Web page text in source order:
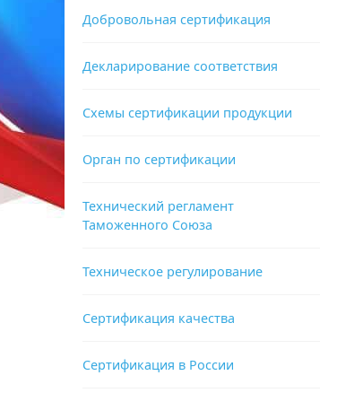
Добровольная сертификация
Декларирование соответствия
Схемы сертификации продукции
Орган по сертификации
Технический регламент
Таможенного Союза
Техническое регулирование
Сертификация качества
Сертификация в России